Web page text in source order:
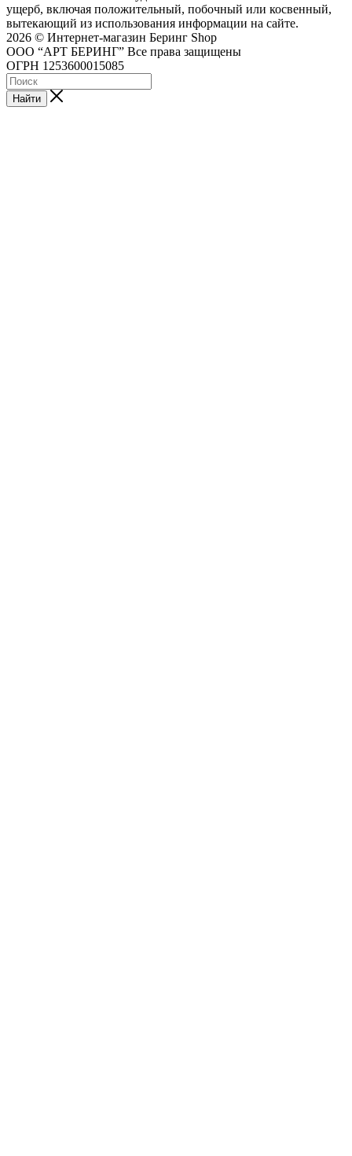
ущерб, включая положительный, побочный или косвенный,
вытекающий из использования информации на сайте.
2026 © Интернет-магазин Беринг Shop
ООО “АРТ БЕРИНГ” Все права защищены
ОГРН 1253600015085
Найти